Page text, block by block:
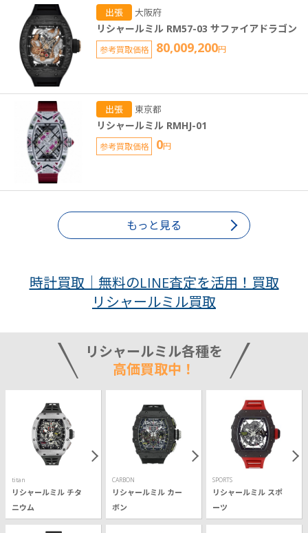
出張 大阪府
リシャールミル RM57-03 サファイアドラゴン
参考買取価格 80,009,200円
出張 東京都
リシャールミル RMHJ-01
参考買取価格 0円
もっと見る
時計買取｜無料のLINE査定を活用！買取
リシャールミル買取
リシャールミル各種を
高価買取中！
titan
リシャールミル チタ
ニウム
CARBON
リシャールミル カー
ボン
SPORTS
リシャールミル スポ
ーツ